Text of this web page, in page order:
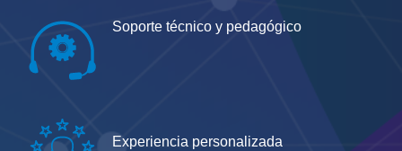
Soporte técnico y pedagógico
Experiencia personalizada